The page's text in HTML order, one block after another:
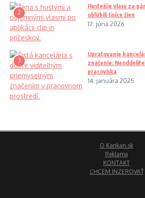
2
Hustejšie vlasy za
obľúbili tisíce žien
17. júna 2026
3
Upratovanie
značenie:
pracoviska
14. januára 2025
O Kankan.sk
Reklama
KONTAKT
CHCEM INZEROVAŤ